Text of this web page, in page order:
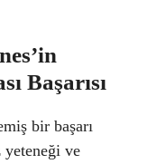
Başarısı
bir başarı
yeteneği ve